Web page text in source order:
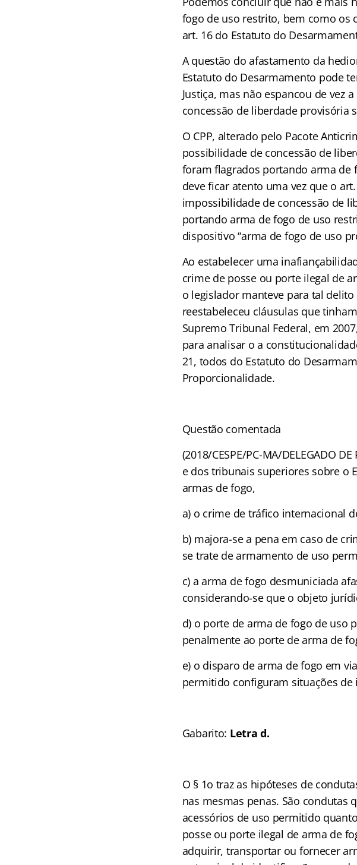
fogo de uso restrito, bem como os
art. 16 do Estatuto do
A questão do afastamento da
Estatuto do Desarmamento pode
Justiça, mas não espancou de vez
concessão de liberdade provisória
O CPP, alterado pelo Pacote
possibilidade de concessão de
foram flagrados portando arma de
deve ficar atento uma vez que o
impossibilidade de concessão de
portando arma de fogo de uso
dispositivo “arma de fogo de uso
Ao estabelecer uma
crime de posse ou porte ilegal de
o legislador manteve para tal
reestabeleceu cláusulas que
Supremo Tribunal Federal, em
para analisar o a
21, todos do Estatuto do
Proporcionalidade.
Questão comentada
(2018/CESPE/PC-MA/DELEGADO
e dos tribunais superiores sobre o
armas de fogo,
a) o crime de tráfico internacional
b) majora-se a pena em caso de
se trate de armamento de uso
c) a arma de fogo desmuniciada
considerando-se que o objeto
d) o porte de arma de fogo de uso
penalmente ao porte de arma de
e) o disparo de arma de fogo em
permitido configuram situações de
Gabarito: Letra d.
O § 1o traz as hipóteses de
nas mesmas penas. São condutas
acessórios de uso permitido
posse ou porte ilegal de arma de
adquirir, transportar ou fornecer